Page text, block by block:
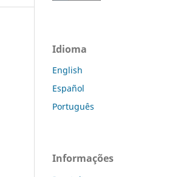
Idioma
English
Español
Português
Informações